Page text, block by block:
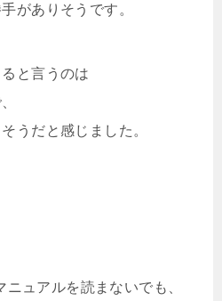
がありそうです。
と言うのは
うだと感じました。
ュアルを読まないでも、